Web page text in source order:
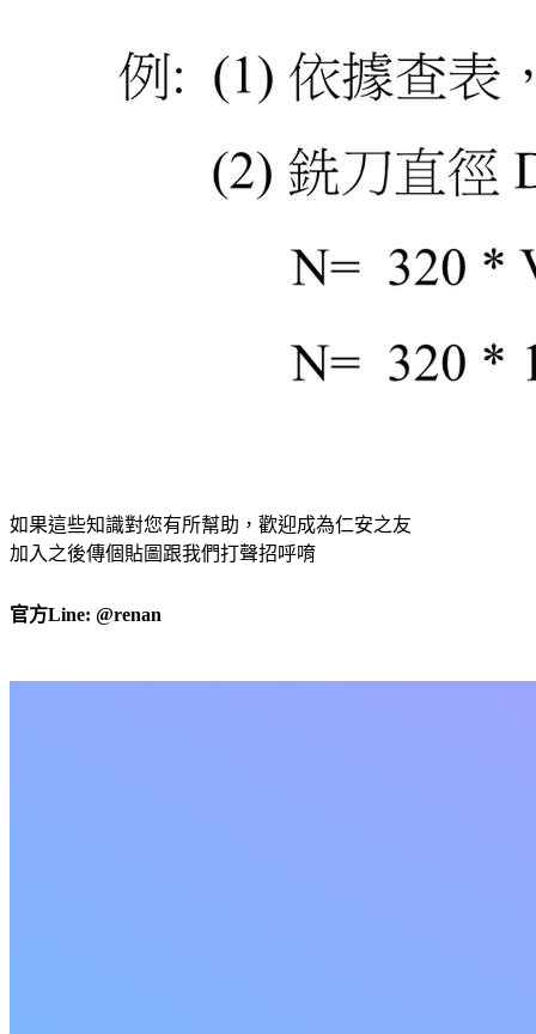
如果這些知識對您有所幫助，歡迎成為仁安之友
加入之後傳個貼圖跟我們打聲招呼唷
官方Line: @renan